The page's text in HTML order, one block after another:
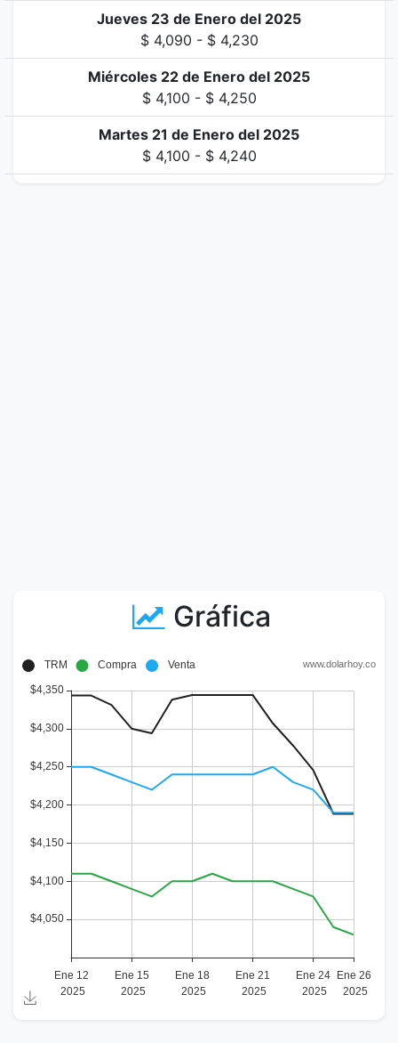
Jueves 23 de Enero del 2025
$ 4,090 - $ 4,230
Miércoles 22 de Enero del 2025
$ 4,100 - $ 4,250
Martes 21 de Enero del 2025
$ 4,100 - $ 4,240
Gráfica